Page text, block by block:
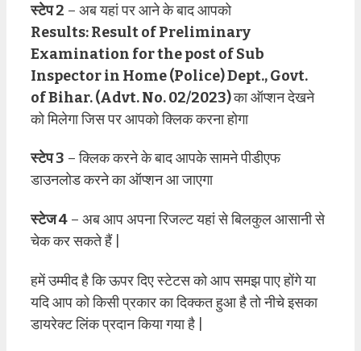
स्टेप 2 – अब यहां पर आने के बाद आपको
Results: Result of Preliminary
Examination for the post of Sub
Inspector in Home (Police) Dept., Govt.
of Bihar. (Advt. No. 02/2023)का ऑप्शन देखने
को मिलेगा जिस पर आपको क्लिक करना होगा
स्टेप 3 – क्लिक करने के बाद आपके सामने पीडीएफ
डाउनलोड करने का ऑप्शन आ जाएगा
स्टेज 4 – अब आप अपना रिजल्ट यहां से बिलकुल आसानी से
चेक कर सकते हैं |
हमें उम्मीद है कि ऊपर दिए स्टेटस को आप समझ पाए होंगे या
यदि आप को किसी प्रकार का दिक्कत हुआ है तो नीचे इसका
डायरेक्ट लिंक प्रदान किया गया है |